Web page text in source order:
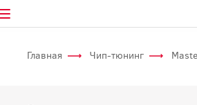
Главная Чип-тюнинг